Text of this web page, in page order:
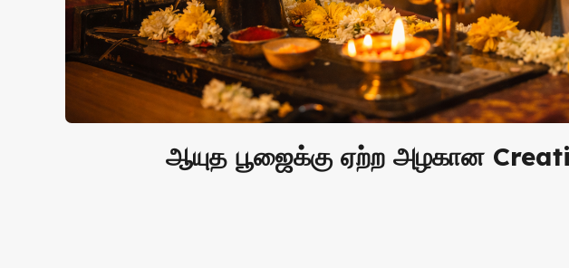
ஆயுத பூஜைக்கு ஏற்ற அழகான